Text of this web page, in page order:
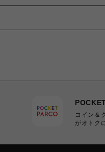
コイン＆
がオトク